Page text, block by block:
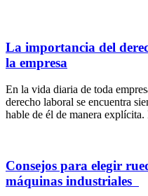
La importancia del
la empresa
En la vida diaria de toda
derecho laboral se encuentra
hable de él de manera
Consejos para elegir
máquinas industriales